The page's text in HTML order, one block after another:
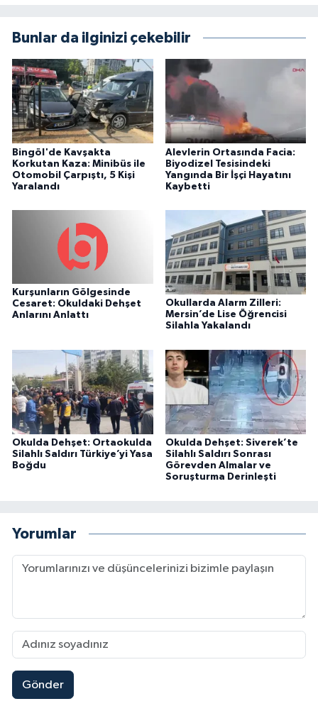
Bunlar da ilginizi çekebilir
Bingöl'de Kavşakta
Korkutan Kaza: Minibüs ile
Otomobil Çarpıştı, 5 Kişi
Yaralandı
Alevlerin Ortasında Facia:
Biyodizel Tesisindeki
Yangında Bir İşçi Hayatını
Kaybetti
Kurşunların Gölgesinde
Cesaret: Okuldaki Dehşet
Anlarını Anlattı
Okullarda Alarm Zilleri:
Mersin’de Lise Öğrencisi
Silahla Yakalandı
Okulda Dehşet: Ortaokulda
Silahlı Saldırı Türkiye’yi Yasa
Boğdu
Okulda Dehşet: Siverek’te
Silahlı Saldırı Sonrası
Görevden Almalar ve
Soruşturma Derinleşti
Yorumlar
Gönder